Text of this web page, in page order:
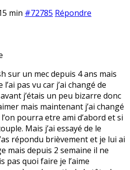
min #72785 Répondre
sur un mec depuis 4 ans mais
pas vu car j’ai changé de
j’étais un peu bizarre donc
mais maintenant j’ai changé
pourra etre ami d’abord et si
Mais j’ai essayé de le
répondu brièvement et je lui ai
mais depuis 2 semaine il ne
pas quoi faire je l’aime